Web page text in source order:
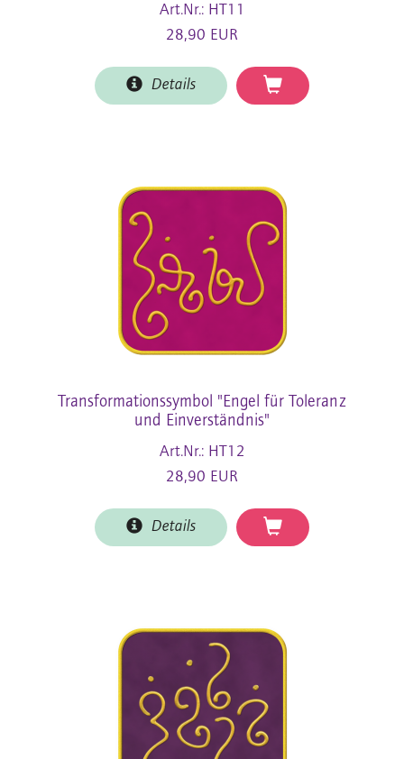
Art.Nr.: HT11
28,90 EUR
Details
Transformationssymbol "Engel für Toleranz
und Einverständnis"
Art.Nr.: HT12
28,90 EUR
Details